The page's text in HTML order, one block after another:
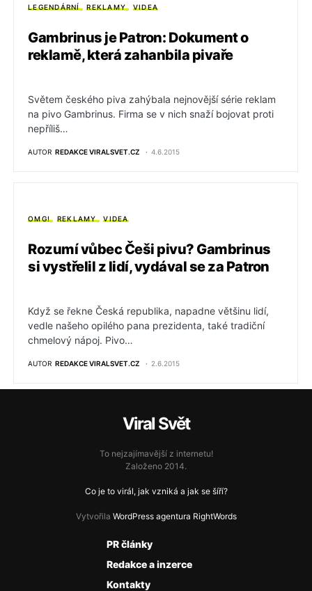
LEGENDÁRNÍ REKLAMY VIDEA
Gambrinus je Patron: Dokument o
reklamě, která zahanbila pivaře
Světem českého piva zahýbala nejnovější série reklam
na pivo Gambrinus. Firma se v nich snaží bojovat proti
nepříliš…
AUTOR REDAKCE VIRALSVET.CZ 4.6.2015
OMG! REKLAMY VIDEA
Rozumí vůbec Češi pivu? Gambrinus
si vystřelil z lidí, vydával se za Patron
Když se řekne Česká republika, napadne většinu lidí,
vedle našeho opilého pana prezidenta, také tradiční
chmelový nápoj. Pivo…
AUTOR REDAKCE VIRALSVET.CZ 2.6.2015
Viral Svět
To nejzajímavější z internetu!
Založeno 2014.
Co je to virál, jak vzniká a jak se šíří?
Vytvořila WordPress agentura RightWords
PR články
Redakce a inzerce
Kontakty